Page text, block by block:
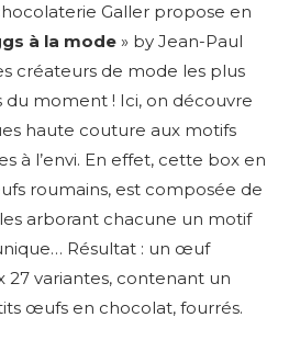
Galler propose en
à la mode » by Jean-Paul
créateurs de mode les plus
moment ! Ici, on découvre
haute couture aux motifs
à l’envi. En effet, cette box en
roumains, est composée de
arborant chacune un motif
Résultat : un œuf
27 variantes, contenant un
œufs en chocolat, fourrés.